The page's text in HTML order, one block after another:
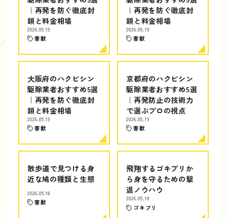
｜再発を防ぐ徹底封
鎖と料金相場
2026.05.19
害獣
｜再発を防ぐ徹底封
鎖と料金相場
2026.05.19
害獣
大阪府のハクビシン
駆除業者おすすめ5選
｜再発を防ぐ徹底封
鎖と料金相場
2026.05.19
害獣
京都府のハクビシン
駆除業者おすすめ5選
｜再発防止の技術力
で選ぶプロの視点
2026.05.19
害獣
散歩道で見つける身
近な鳩の種類と生態
2026.05.18
害獣
飛翔するゴキブリか
ら身を守るための撃
退ノウハウ
2026.05.18
ゴキブリ